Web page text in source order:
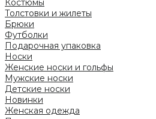
Костюмы
Толстовки и жилеты
Брюки
Футболки
Подарочная упаковка
Носки
Женские носки и гольфы
Мужские носки
Детские носки
Новинки
Женская одежда